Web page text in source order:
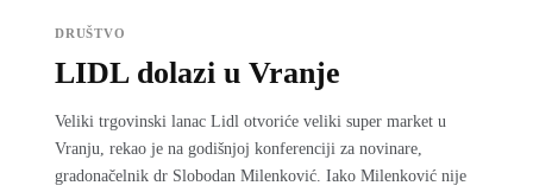
DRUŠTVO
LIDL dolazi u Vranje
Veliki trgovinski lanac Lidl otvoriće veliki super market u
Vranju, rekao je na godišnjoj konferenciji za novinare,
gradonačelnik dr Slobodan Milenković. Iako Milenković nije